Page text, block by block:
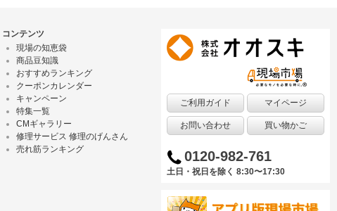
コンテンツ
現場の知恵袋
商品豆知識
おすすめランキング
クーポンカレンダー
キャンペーン
特集一覧
CMギャラリー
修理サービス 修理のげんさん
売れ筋ランキング
ご利用ガイド マイページ
お問い合わせ 買い物かご
0120-982-761
土日・祝日を除く 8:30〜17:30